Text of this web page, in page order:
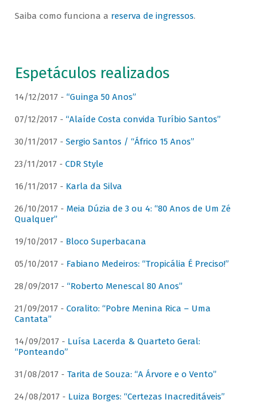
Saiba como funciona a reserva de ingressos.
Espetáculos realizados
14/12/2017 - “Guinga 50 Anos”
07/12/2017 - “Alaíde Costa convida Turíbio Santos”
30/11/2017 - Sergio Santos / “Áfrico 15 Anos”
23/11/2017 - CDR Style
16/11/2017 - Karla da Silva
26/10/2017 - Meia Dúzia de 3 ou 4: “80 Anos de Um Zé
Qualquer”
19/10/2017 - Bloco Superbacana
05/10/2017 - Fabiano Medeiros: “Tropicália É Preciso!”
28/09/2017 - “Roberto Menescal 80 Anos”
21/09/2017 - Coralito: “Pobre Menina Rica – Uma
Cantata”
14/09/2017 - Luísa Lacerda & Quarteto Geral:
“Ponteando”
31/08/2017 - Tarita de Souza: “A Árvore e o Vento”
24/08/2017 - Luiza Borges: “Certezas Inacreditáveis”